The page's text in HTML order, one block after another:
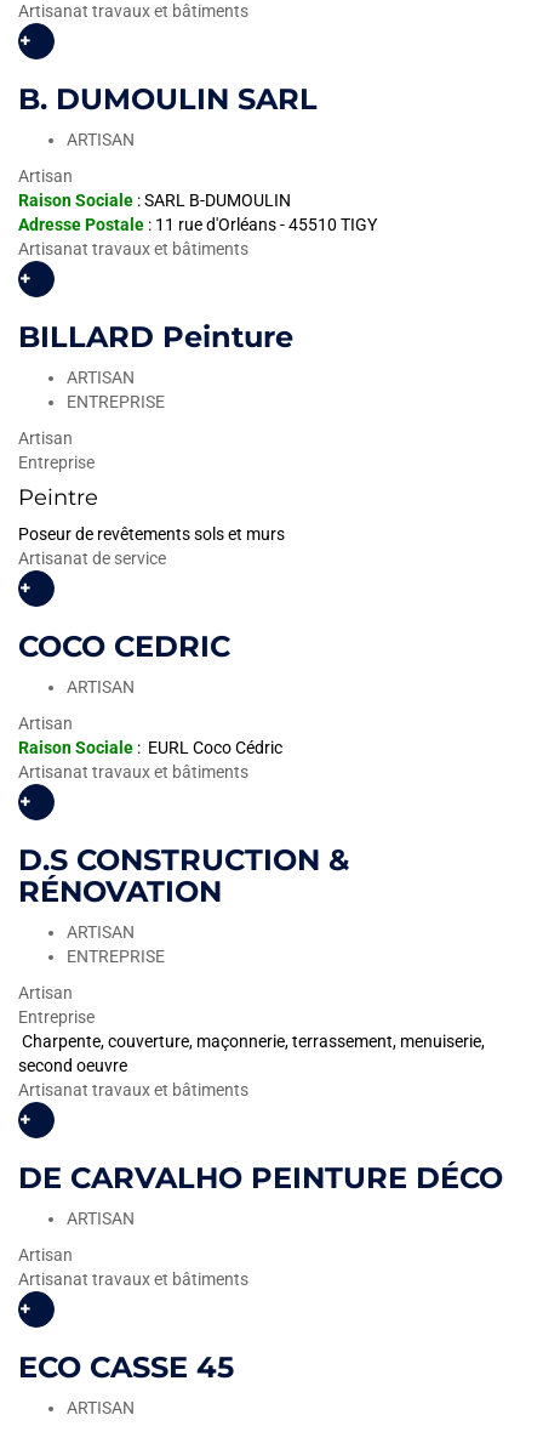
Artisanat travaux et bâtiments
+
B. DUMOULIN SARL
ARTISAN
Artisan
Raison Sociale : SARL B-DUMOULIN
Adresse Postale : 11 rue d'Orléans - 45510 TIGY
Artisanat travaux et bâtiments
+
BILLARD Peinture
ARTISAN
ENTREPRISE
Artisan
Entreprise
Peintre
Poseur de revêtements sols et murs
Artisanat de service
+
COCO CEDRIC
ARTISAN
Artisan
Raison Sociale : EURL Coco Cédric
Artisanat travaux et bâtiments
+
D.S CONSTRUCTION &
RÉNOVATION
ARTISAN
ENTREPRISE
Artisan
Entreprise
Charpente, couverture, maçonnerie, terrassement, menuiserie,
second oeuvre
Artisanat travaux et bâtiments
+
DE CARVALHO PEINTURE DÉCO
ARTISAN
Artisan
Artisanat travaux et bâtiments
+
ECO CASSE 45
ARTISAN